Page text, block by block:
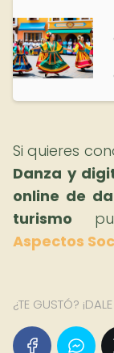
Si quieres
Danza y
online de
turismo
Aspectos
¿TE GUSTÓ?